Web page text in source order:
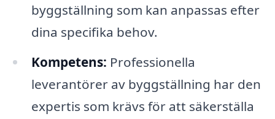
byggställning som kan anpassas efter
dina specifika behov.
Kompetens: Professionella
leverantörer av byggställning har den
expertis som krävs för att säkerställa